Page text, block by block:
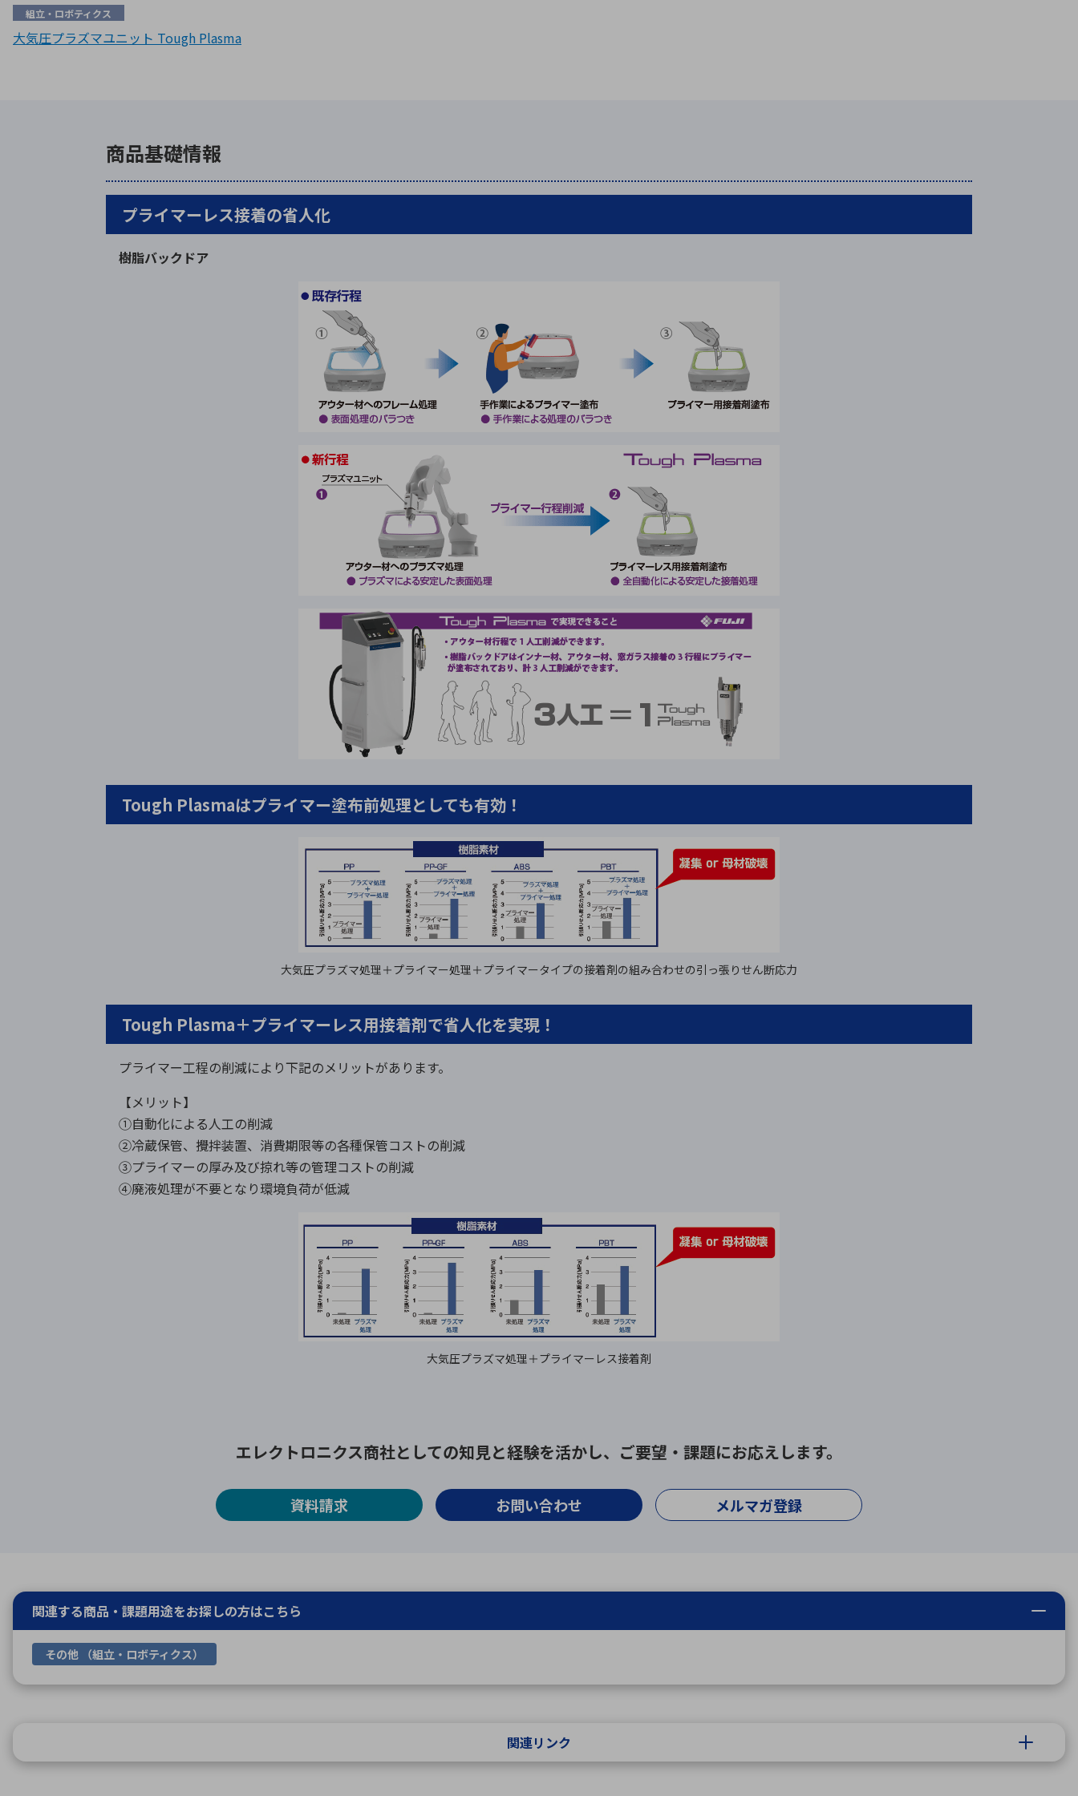
組立・ロボティクス
大気圧プラズマユニット Tough Plasma
商品基礎情報
プライマーレス接着の省人化
樹脂バックドア
Tough Plasmaはプライマー塗布前処理としても有効！
大気圧プラズマ処理＋プライマー処理＋プライマータイプの接着剤の組み合わせの引っ張りせん断応力
Tough Plasma＋プライマーレス用接着剤で省人化を実現！
プライマー工程の削減により下記のメリットがあります。
【メリット】
①自動化による人工の削減
②冷蔵保管、攪拌装置、消費期限等の各種保管コストの削減
③プライマーの厚み及び掠れ等の管理コストの削減
④廃液処理が不要となり環境負荷が低減
大気圧プラズマ処理＋プライマーレス接着剤
エレクトロニクス商社としての知見と経験を活かし、 ご要望・課題にお応えします。
資料請求 お問い合わせ メルマガ登録
関連する商品・課題用途をお探しの方はこちら
その他 （組立・ロボティクス）
関連リンク